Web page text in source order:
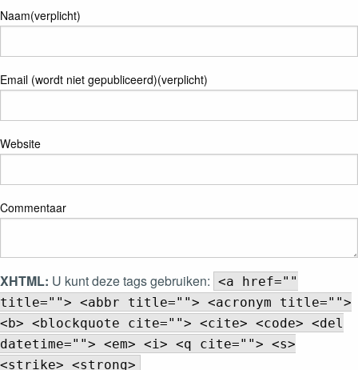
Naam(verplicht)
Email (wordt niet gepubliceerd)(verplicht)
Website
Commentaar
XHTML: U kunt deze tags gebruiken: <a href=""
title=""> <abbr title=""> <acronym title="">
<b> <blockquote cite=""> <cite> <code> <del
datetime=""> <em> <i> <q cite=""> <s>
<strike> <strong>